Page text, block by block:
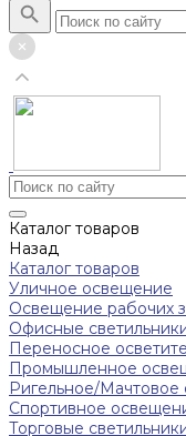
Каталог товаров
Назад
Каталог товаров
Уличное освещение
Освещение рабочих
Офисные
Переносное
Промышленное
Ригельное/
Спортивное
Торговые